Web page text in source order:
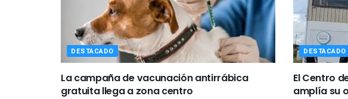
DESTACADO
La campaña de vacunación antirrábica
gratuita llega a zona centro
DESTACADO
El Centro
amplía su